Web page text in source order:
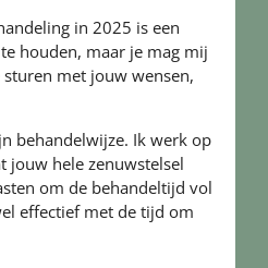
in 2025 is een
houden, maar je mag mij
met jouw wensen,
behandelwijze. Ik werk op
jouw hele zenuwstelsel
om de behandeltijd vol
effectief met de tijd om